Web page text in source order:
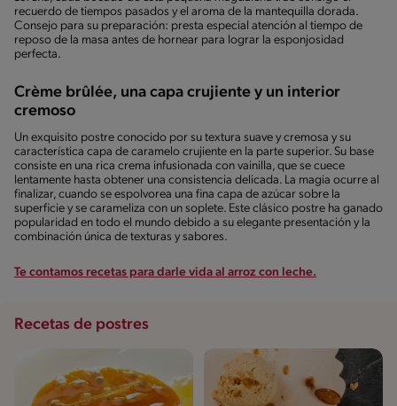
recuerdo de tiempos pasados y el aroma de la mantequilla dorada.
Consejo para su preparación: presta especial atención al tiempo de
reposo de la masa antes de hornear para lograr la esponjosidad
perfecta.
Crème brûlée, una capa crujiente y un interior
cremoso
Un exquisito postre conocido por su textura suave y cremosa y su
característica capa de caramelo crujiente en la parte superior. Su base
consiste en una rica crema infusionada con vainilla, que se cuece
lentamente hasta obtener una consistencia delicada. La magia ocurre al
finalizar, cuando se espolvorea una fina capa de azúcar sobre la
superficie y se carameliza con un soplete. Este clásico postre ha ganado
popularidad en todo el mundo debido a su elegante presentación y la
combinación única de texturas y sabores.
Te contamos recetas para darle vida al arroz con leche.
Recetas de postres